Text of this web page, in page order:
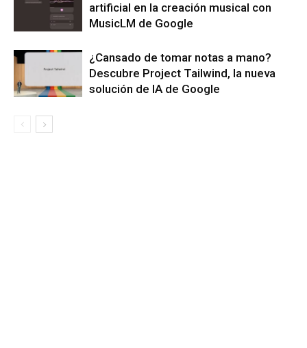
artificial en la creación musical con
MusicLM de Google
¿Cansado de tomar notas a mano?
Descubre Project Tailwind, la nueva
solución de IA de Google